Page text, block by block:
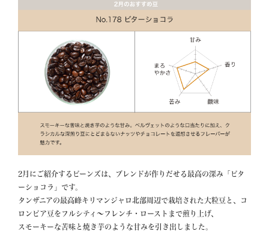
2月にご紹介するビーンズは、ブレンドが作りだせる最高の深み「ビタ
ーショコラ」です。
タンザニアの最高峰キリマンジャロ北部周辺で栽培された大粒豆と、コ
ロンビア豆をフルシティ～フレンチ・ローストまで煎り上げ、
スモーキーな苦味と焼き芋のような甘みを引き出しました。